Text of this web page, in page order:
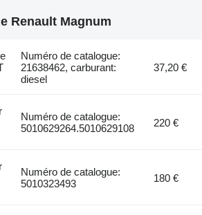
Renault Magnum
Numéro de catalogue:
21638462, carburant:
diesel
37,20 €
Numéro de catalogue:
5010629264.5010629108
220 €
Numéro de catalogue:
5010323493
180 €